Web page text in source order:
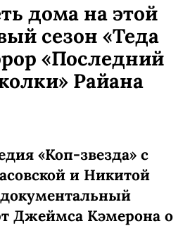
дома на этой
сезон «Теда
«Последний
Райана
«Коп-звезда» с
и Никитой
Джеймса Кэмерона о